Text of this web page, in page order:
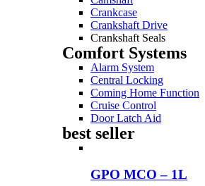
Crankcase
Crankshaft Drive
Crankshaft Seals
Comfort Systems
Alarm System
Central Locking
Coming Home Function
Cruise Control
Door Latch Aid
best seller
GPO MCO – 1L